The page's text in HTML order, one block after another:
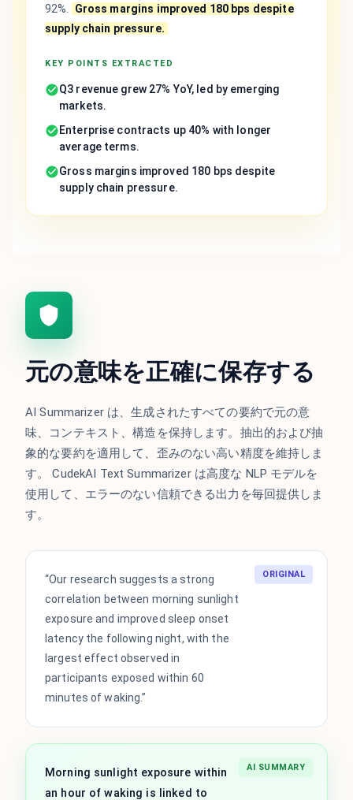
92%.
Gross margins improved 180 bps despite
supply chain pressure.
KEY POINTS EXTRACTED
Q3 revenue grew 27% YoY, led by emerging
markets.
Enterprise contracts up 40% with longer
average terms.
Gross margins improved 180 bps despite
supply chain pressure.
元の意味を正確に保存する
AI Summarizer は、生成されたすべての要約で元の意
味、コンテキスト、構造を保持します。抽出的および抽
象的な要約を適用して、歪みのない高い精度を維持しま
す。 CudekAI Text Summarizer は高度な NLP モデルを
使用して、エラーのない信頼できる出力を毎回提供しま
す。
ORIGINAL
“Our research suggests a strong
correlation between morning sunlight
exposure and improved sleep onset
latency the following night, with the
largest effect observed in
participants exposed within 60
minutes of waking.”
AI SUMMARY
Morning sunlight exposure within
an hour of waking is linked to